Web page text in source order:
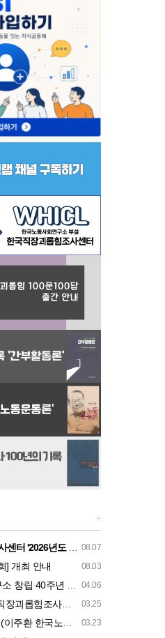
+
08.07
기 주요 사업 안내' (교육/컨설팅)
08.03
] 개최 안내
04.06
주년 기념 행사 안내'
03.25
도 주요 사업 안내' (교육/컨설팅)
03.23
사회연구소 부소장 부친상)